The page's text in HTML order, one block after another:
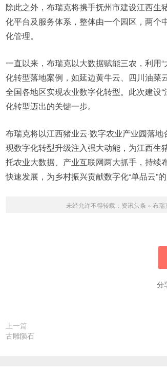
除此之外，布瑞克将携手抚州市建设江西生
化平台及服务体系，整体由一个园区，两
化管理。
一直以来，布瑞克以大数据赋能三农，利用
化转型落地案例，如延边黄牛云、四川油
全国各地区实现农业数字化转型。此次建设
化转型迈出的关键一步。
布瑞克将以江西猪业云·数字农业产业园落
现数字化转型升级注入强大动能，为江西生
托农业大数据、产业互联网两大抓手，持续
快速发展，为乡村振兴贡献数字化“单品云”的
未经允许不得转载： 资讯头条 » 布瑞
分
上一篇
古雕陨石